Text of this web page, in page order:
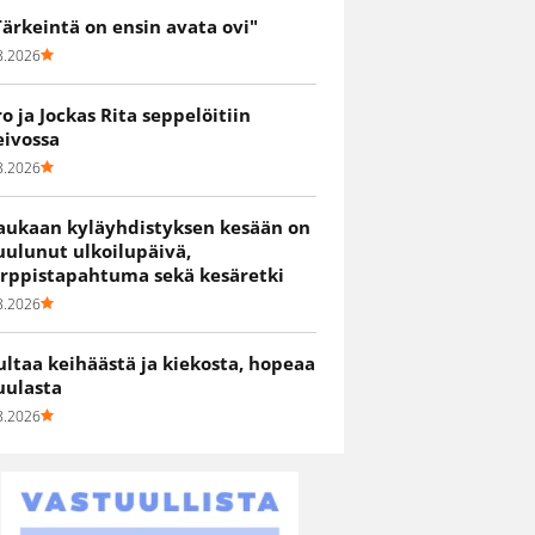
on ensin avata ovi"
ja Jockas Rita seppelöitiin
kyläyhdistyksen kesään on
ulkoilupäivä,
sekä kesäretki
keihäästä ja kiekosta, hopeaa